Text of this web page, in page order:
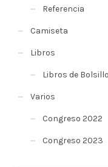
Referencia
Camiseta
Libros
Libros de Bolsillo
Varios
Congreso 2022
Congreso 2023